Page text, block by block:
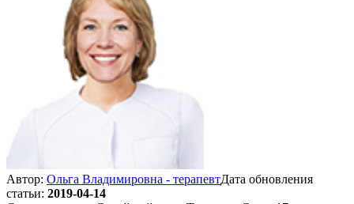
Автор: Ольга Владимировна - терапевтДата обновления
статьи: 2019-04-14